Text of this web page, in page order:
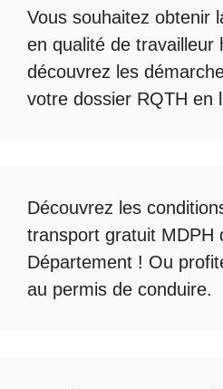
Vous souhaitez obtenir
en qualité de travailleur
découvrez les
votre dossier RQTH en
Découvrez les
transport gratuit MDPH
Département ! Ou
au permis de conduire.